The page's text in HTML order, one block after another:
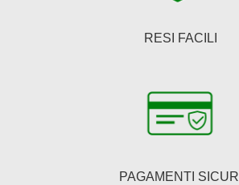
RESI FACILI
PAGAMENTI SICURI